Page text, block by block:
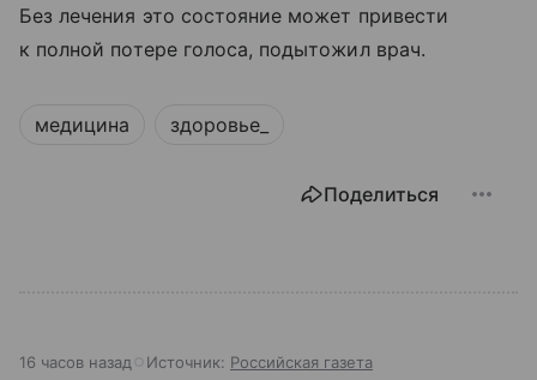
Без лечения это состояние может привести
к полной потере голоса, подытожил врач.
медицина здоровье_
Поделиться
16 часов назад Источник: Российская газета